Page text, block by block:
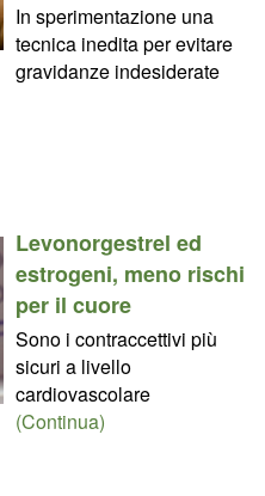
In sperimentazione una
tecnica inedita per evitare
gravidanze indesiderate
Levonorgestrel ed
estrogeni, meno rischi
per il cuore
Sono i contraccettivi più
sicuri a livello
cardiovascolare
(Continua)